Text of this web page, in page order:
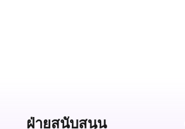
ฝ่ายสนับสนุน